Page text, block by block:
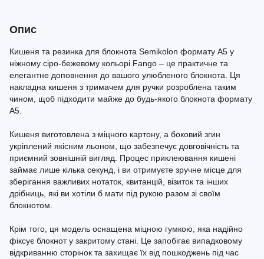
Опис
Кишеня та резинка для блокнота Semikolon формату A5 у
ніжному сіро-бежевому кольорі Fango – це практичне та
елегантне доповнення до вашого улюбленого блокнота. Ця
накладна кишеня з тримачем для ручки розроблена таким
чином, щоб підходити майже до будь-якого блокнота формату
A5.
Кишеня виготовлена з міцного картону, а боковий згин
укріплений якісним льоном, що забезпечує довговічність та
приємний зовнішній вигляд. Процес приклеювання кишені
займає лише кілька секунд, і ви отримуєте зручне місце для
зберігання важливих нотаток, квитанцій, візиток та інших
дрібниць, які ви хотіли б мати під рукою разом зі своїм
блокнотом.
Крім того, ця модель оснащена міцною гумкою, яка надійно
фіксує блокнот у закритому стані. Це запобігає випадковому
відкриванню сторінок та захищає їх від пошкоджень під час